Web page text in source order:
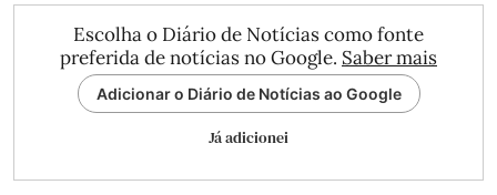
Escolha o Diário de Notícias como fonte
preferida de notícias no Google. Saber mais
Adicionar o Diário de Notícias ao Google
Já adicionei